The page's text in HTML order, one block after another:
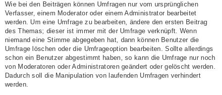
Wie bei den Beiträgen können Umfragen nur vom ursprünglichen
Verfasser, einem Moderator oder einem Administrator bearbeitet
werden. Um eine Umfrage zu bearbeiten, ändere den ersten Beitrag
des Themas; dieser ist immer mit der Umfrage verknüpft. Wenn
niemand eine Stimme abgegeben hat, dann können Benutzer die
Umfrage löschen oder die Umfrageoption bearbeiten. Sollte allerdings
schon ein Benutzer abgestimmt haben, so kann die Umfrage nur noch
von Moderatoren oder Administratoren geändert oder gelöscht werden.
Dadurch soll die Manipulation von laufenden Umfragen verhindert
werden.